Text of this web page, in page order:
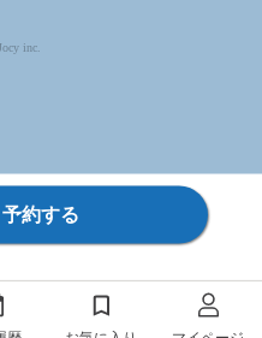
inc.
約する